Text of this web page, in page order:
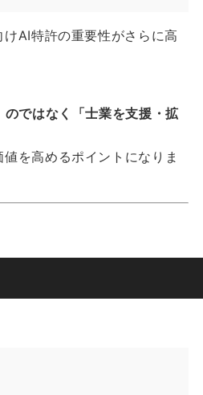
AI特許の重要性がさらに高
のではなく「士業を支援・拡
を高めるポイントになりま